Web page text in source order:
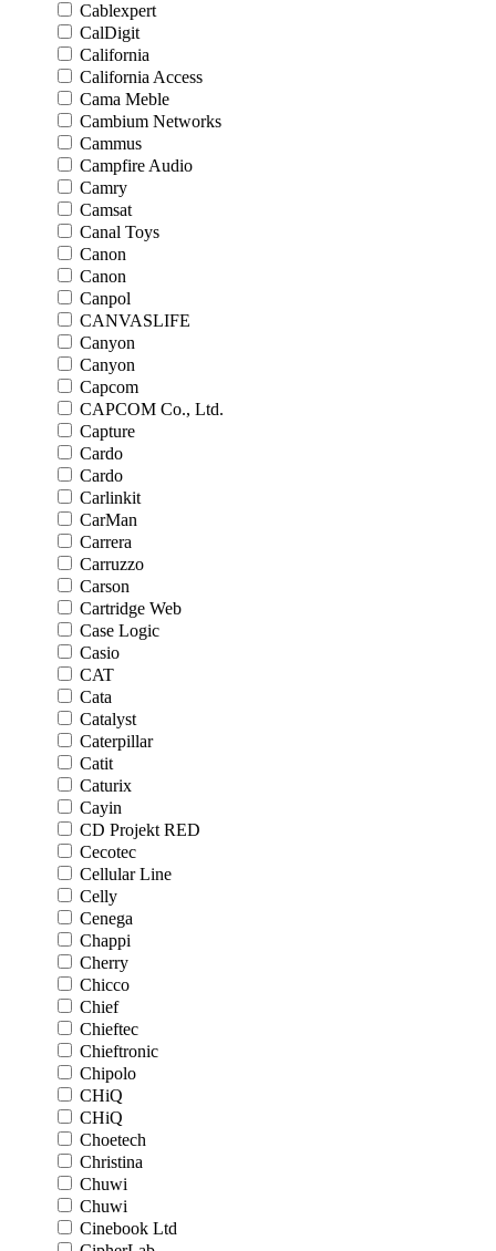
Cablexpert
CalDigit
California
California Access
Cama Meble
Cambium Networks
Cammus
Campfire Audio
Camry
Camsat
Canal Toys
Canon
Canon
Canpol
CANVASLIFE
Canyon
Canyon
Capcom
CAPCOM Co., Ltd.
Capture
Cardo
Cardo
Carlinkit
CarMan
Carrera
Carruzzo
Carson
Cartridge Web
Case Logic
Casio
CAT
Cata
Catalyst
Caterpillar
Catit
Caturix
Cayin
CD Projekt RED
Cecotec
Cellular Line
Celly
Cenega
Chappi
Cherry
Chicco
Chief
Chieftec
Chieftronic
Chipolo
CHiQ
CHiQ
Choetech
Christina
Chuwi
Chuwi
Cinebook Ltd